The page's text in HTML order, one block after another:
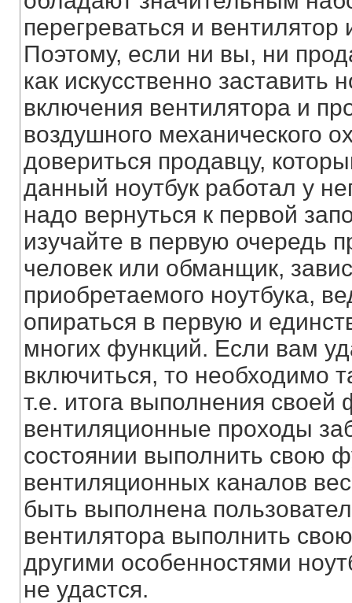
перегреваться и
Поэтому, если ни вы, ни
как искусственно заставить
включения вентилятора и
воздушного механического
довериться продавцу,
данный ноутбук работал у
надо вернуться к первой
изучайте в первую очередь
человек или обманщик,
приобретаемого ноутбука,
опираться в первую и
многих функций. Если вам
включиться, то необходимо
т.е. итога выполнения
вентиляционные проходы
состоянии выполнить свою
вентиляционных каналов
быть выполнена
вентилятора выполнить
другими особенностями
не удастся.